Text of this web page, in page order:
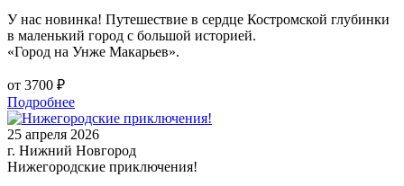
У нас новинка! Путешествие в сердце Костромской глубинки
в маленький город с большой историей.
«Город на Унже Макарьев».
от 3700 ₽
Подробнее
25 апреля 2026
г. Нижний Новгород
Нижегородские приключения!